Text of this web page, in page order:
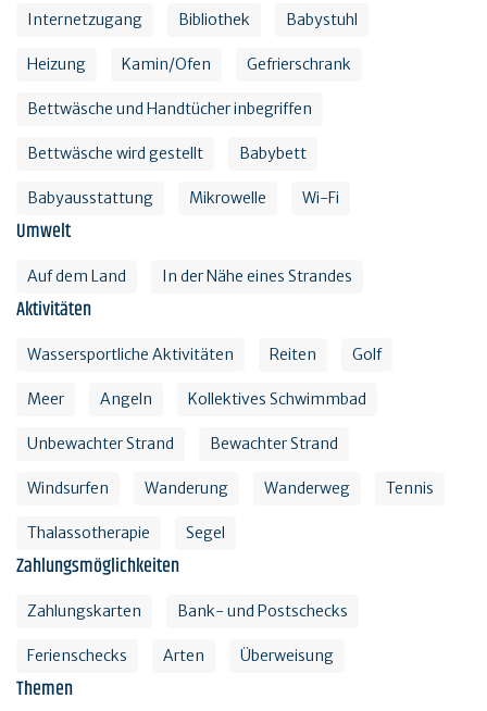
Internetzugang Bibliothek Babystuhl
Heizung Kamin/Ofen Gefrierschrank
Bettwäsche und Handtücher inbegriffen
Bettwäsche wird gestellt Babybett
Babyausstattung Mikrowelle Wi-Fi
Umwelt
Auf dem Land In der Nähe eines Strandes
Aktivitäten
Wassersportliche Aktivitäten Reiten Golf
Meer Angeln Kollektives Schwimmbad
Unbewachter Strand Bewachter Strand
Windsurfen Wanderung Wanderweg Tennis
Thalassotherapie Segel
Zahlungsmöglichkeiten
Zahlungskarten Bank- und Postschecks
Ferienschecks Arten Überweisung
Themen